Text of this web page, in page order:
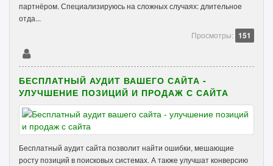
партнёром. Специализируюсь на сложных случаях: длительное
отда...
Просмотры: 151
БЕСПЛАТНЫЙ АУДИТ ВАШЕГО САЙТА -
УЛУЧШЕНИЕ ПОЗИЦИЙ И ПРОДАЖ С САЙТА
Бесплатный аудит сайта позволит найти ошибки, мешающие
росту позиций в поисковых системах. А также улучшат конверсию